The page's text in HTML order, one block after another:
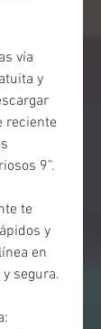
y
reciente
9”.
y
en
segura.